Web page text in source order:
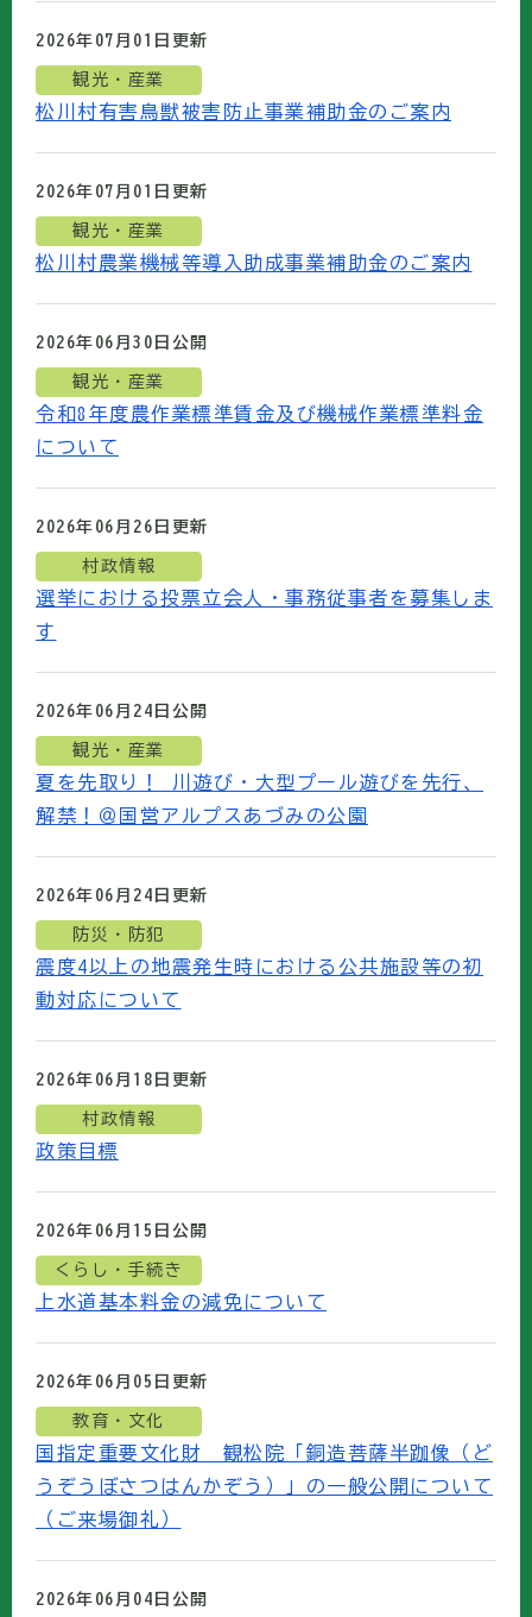
2026年07月01日 更新
観光・産業
松川村有害鳥獣被害防止事業補助金のご案内
2026年07月01日 更新
観光・産業
松川村農業機械等導入助成事業補助金のご案内
2026年06月30日 公開
観光・産業
令和8年度農作業標準賃金及び機械作業標準料金
について
2026年06月26日 更新
村政情報
選挙における投票立会人・事務従事者を募集しま
す
2026年06月24日 公開
観光・産業
夏を先取り！ 川遊び・大型プール遊びを先行、
解禁！＠国営アルプスあづみの公園
2026年06月24日 更新
防災・防犯
震度4以上の地震発生時における公共施設等の初
動対応について
2026年06月18日 更新
村政情報
政策目標
2026年06月15日 公開
くらし・手続き
上水道基本料金の減免について
2026年06月05日 更新
教育・文化
国指定重要文化財 観松院「銅造菩薩半跏像（ど
うぞうぼさつはんかぞう）」の一般公開について
（ご来場御礼）
2026年06月04日 公開